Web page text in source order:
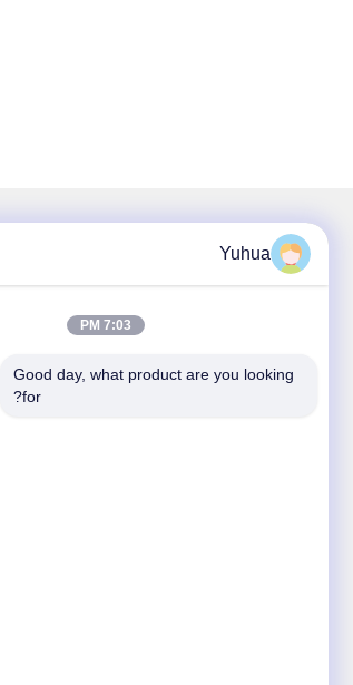
Yuhua
7:03 PM
Good day, what product are you looking
for?